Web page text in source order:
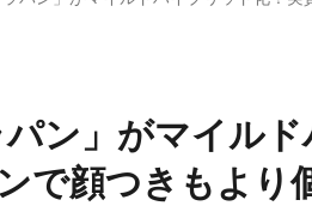
ン」がマイル
で顔つきもより